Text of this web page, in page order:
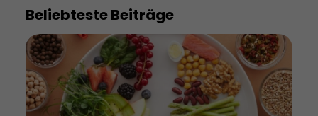
Beliebteste Beiträge